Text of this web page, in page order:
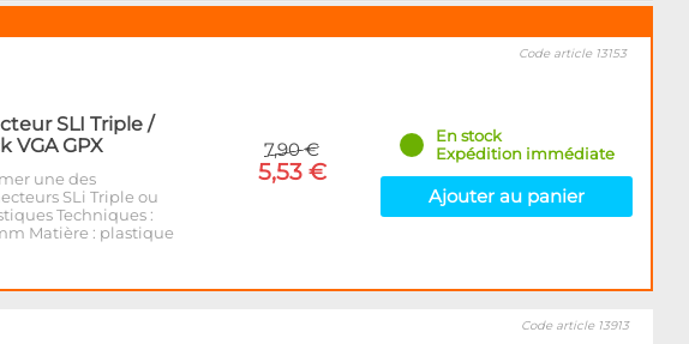
SLI Triple /
VGA GPX
une des
SLi Triple ou
Techniques :
Matière : plastique
7,90 €
5,53 €
Code article 13153
En stock
Expédition immédiate
Ajouter au panier
Code article 13913